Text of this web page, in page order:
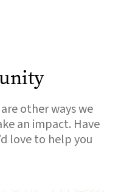
other ways we
an impact. Have
love to help you